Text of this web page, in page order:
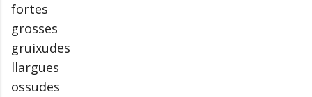
fortes
grosses
gruixudes
llargues
ossudes